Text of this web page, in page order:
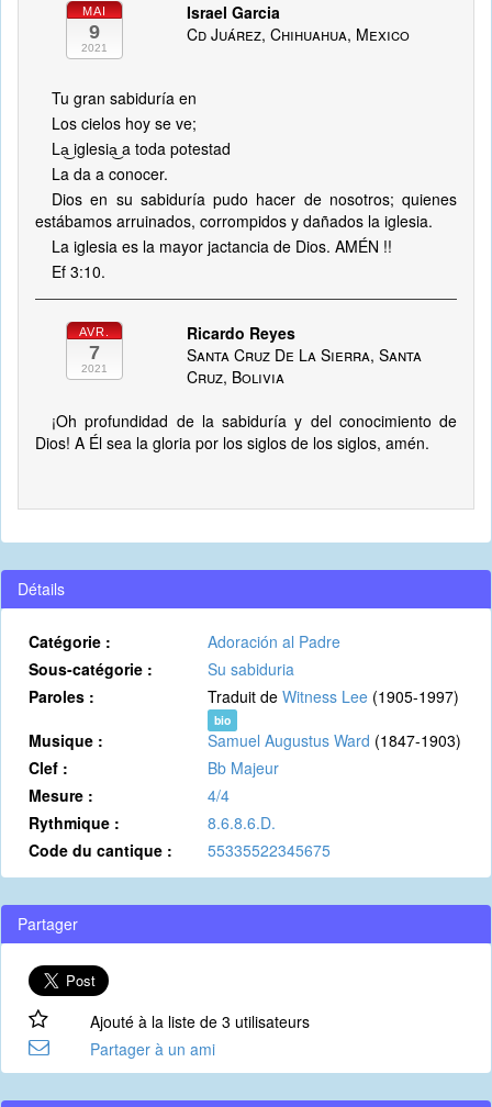
MAI
9
2021
Israel Garcia
Cd Juárez, Chihuahua, Mexico
Tu gran sabiduría en
Los cielos hoy se ve;
La͜ iglesia͜ a toda potestad
La da a conocer.
Dios en su sabiduría pudo hacer de nosotros; quienes
estábamos arruinados, corrompidos y dañados la iglesia.
La iglesia es la mayor jactancia de Dios. AMÉN !!
Ef 3:10.
AVR.
7
2021
Ricardo Reyes
Santa Cruz De La Sierra, Santa
Cruz, Bolivia
¡Oh profundidad de la sabiduría y del conocimiento de
Dios! A Él sea la gloria por los siglos de los siglos, amén.
Détails
Catégorie :
Adoración al Padre
Sous-catégorie :
Su sabiduria
Paroles :
Traduit de Witness Lee (1905-1997)
bio
Musique : Samuel Augustus Ward (1847-1903)
Clef :
Bb Majeur
Mesure :
4/4
Rythmique :
8.6.8.6.D.
Code du cantique :
55335522345675
Partager
Ajouté à la liste de 3 utilisateurs
Partager à un ami